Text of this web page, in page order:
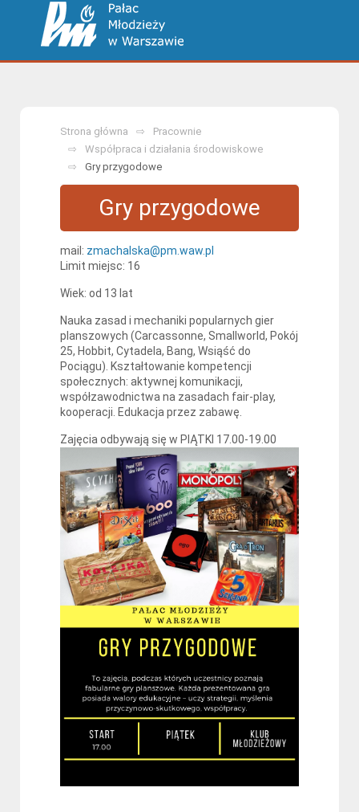
Strona główna
Pracownie
Współpraca i działania środowiskowe
Gry przygodowe
Gry przygodowe
mail: zmachalska@pm.waw.pl
Limit miejsc: 16
Wiek: od 13 lat
Nauka zasad i mechaniki popularnych gier
planszowych (Carcassonne, Smallworld, Pokój
25, Hobbit, Cytadela, Bang, Wsiąść do
Pociągu). Kształtowanie kompetencji
społecznych: aktywnej komunikacji,
współzawodnictwa na zasadach fair-play,
kooperacji. Edukacja przez zabawę.
Zajęcia odbywają się w PIĄTKI 17.00-19.00